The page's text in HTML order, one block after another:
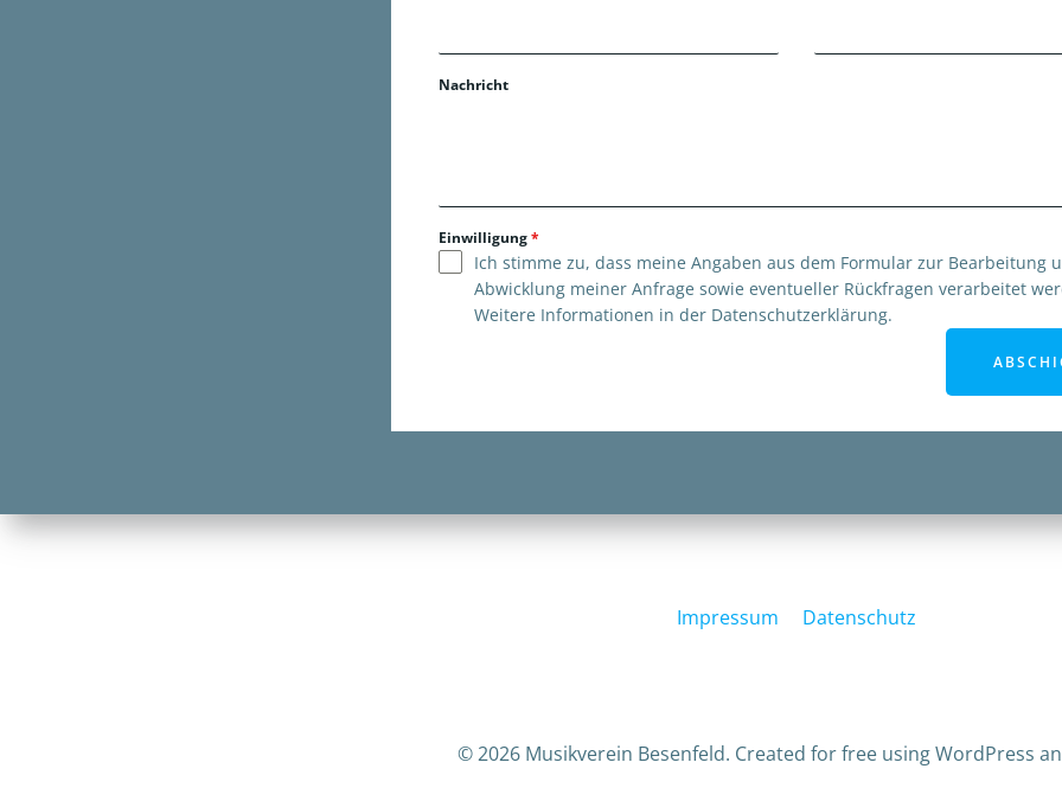
Nachricht
Einwilligung*
Ich stimme zu, dass meine Angaben aus dem Formular zur Bearbeitung
Abwicklung meiner Anfrage sowie eventueller Rückfragen verarbeitet
Weitere Informationen in der Datenschutzerklärung.
Impressum Datenschutz
© 2026 Musikverein Besenfeld. Created for free using WordPress